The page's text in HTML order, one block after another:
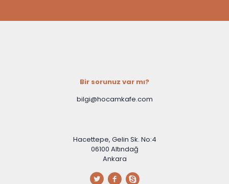
Bir sorunuz var mı?
bilgi@hocamkafe.com
Hacettepe, Gelin Sk. No:4
06100 Altındağ
Ankara